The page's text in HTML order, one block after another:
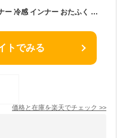
【★メール便送料無料★】冷感インナー 冷感 インナー おたふく デオドラント ロングスリーブ クルーネックシャツ レディース / jw-653 吸汗速乾 全面消臭 ブラック【S M L】スポーツ マラソン ランニング 長袖 レディース シャツ
トでみる
価格と在庫を楽天でチェック >>